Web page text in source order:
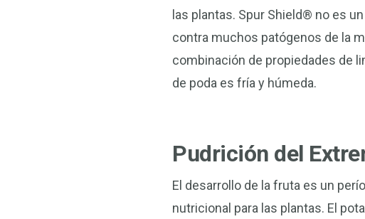
las plantas. Spur Shield® no es
contra muchos patógenos de la
combinación de propiedades de
de poda es fría y húmeda.
Pudrición del
El desarrollo de la fruta es un
nutricional para las plantas. El